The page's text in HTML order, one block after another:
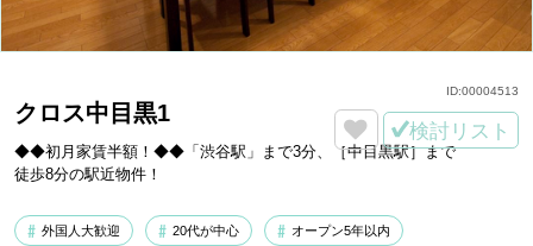
クロス中目黒1
◆◆初月家賃半額！◆◆「渋谷駅」まで3分、［中目黒駅］まで
徒歩8分の駅近物件！
検討リスト
外国人大歓迎 20代が中心 オープン5年以内
ID:00004513